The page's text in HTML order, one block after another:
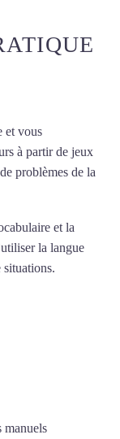
et vous
à partir de jeux
problèmes de la
et la
la langue
situations.
manuels